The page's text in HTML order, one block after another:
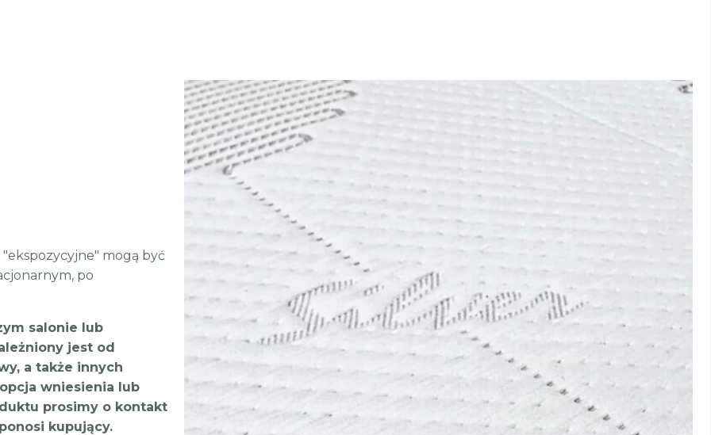
mogą być
po
salonie lub
jest od
a także innych
wniesienia lub
prosimy o kontakt
kupujący.